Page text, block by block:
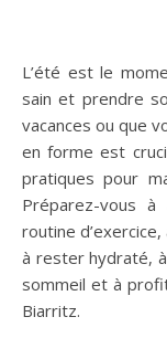
L’été est le moment idéal pour adopter un mode de vie
sain et prendre
vacances ou que
en forme est
pratiques pour
Préparez-vous
routine
à rester hydraté,
sommeil et à
Biarritz.